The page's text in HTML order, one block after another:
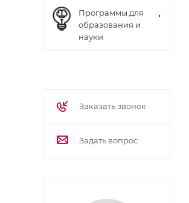
Программы для
образования и
науки
Заказать звонок
Задать вопрос